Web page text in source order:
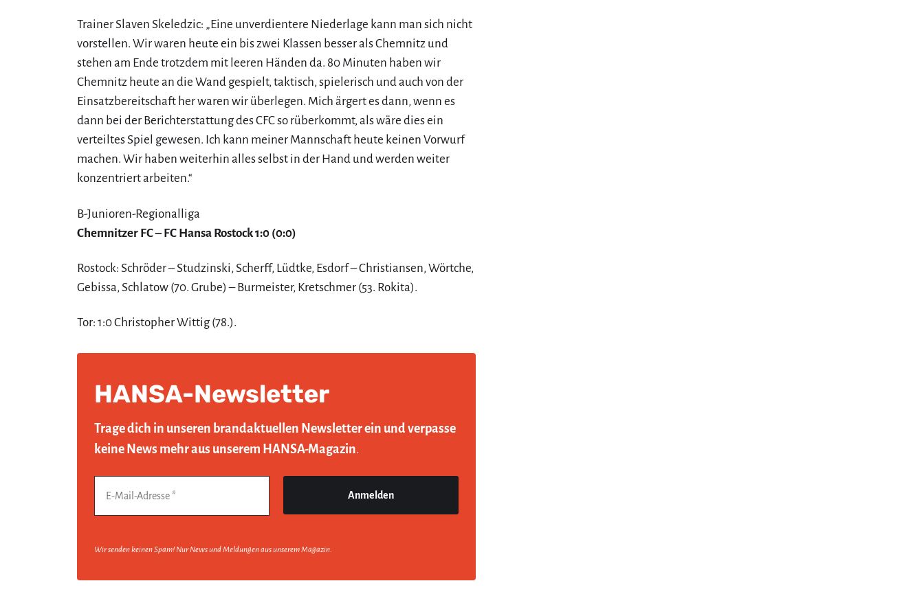
Trainer Slaven Skeledzic: „Eine unverdientere Niederlage kann man sich nicht
vorstellen. Wir waren heute ein bis zwei Klassen besser als Chemnitz und
stehen am Ende trotzdem mit leeren Händen da. 80 Minuten haben wir
Chemnitz heute an die Wand gespielt, taktisch, spielerisch und auch von der
Einsatzbereitschaft her waren wir überlegen. Mich ärgert es dann, wenn es
dann bei der Berichterstattung des CFC so rüberkommt, als wäre dies ein
verteiltes Spiel gewesen. Ich kann meiner Mannschaft heute keinen Vorwurf
machen. Wir haben weiterhin alles selbst in der Hand und werden weiter
konzentriert arbeiten.“
B-Junioren-Regionalliga
Chemnitzer FC – FC Hansa Rostock 1:0 (0:0)
Rostock: Schröder – Studzinski, Scherff, Lüdtke, Esdorf – Christiansen, Wörtche,
Gebissa, Schlatow (70. Grube) – Burmeister, Kretschmer (53. Rokita).
Tor: 1:0 Christopher Wittig (78.).
HANSA-Newsletter
Trage dich in unseren brandaktuellen Newsletter ein und verpasse
keine News mehr aus unserem HANSA-Magazin.
Wir senden keinen Spam! Nur News und Meldungen aus unserem Magazin.